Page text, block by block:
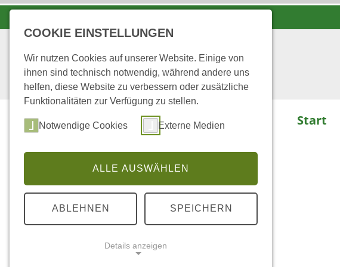
Start
STARTSEITE ... LINK-TIPPS
Link-Tipps
COOKIE EINSTELLUNGEN
Wir nutzen Cookies auf unserer Website. Einige von
ihnen sind technisch notwendig, während andere uns
helfen, diese Website zu verbessern oder zusätzliche
Funktionalitäten zur Verfügung zu stellen.
Notwendige Cookies Externe Medien
ALLE AUSWÄHLEN
ABLEHNEN SPEICHERN
Details anzeigen